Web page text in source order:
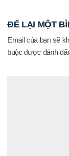
ĐỂ LẠI MỘT
Email của bạn sẽ
buộc được đánh